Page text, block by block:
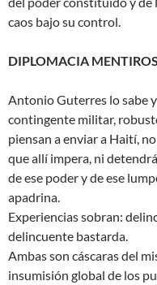
caos bajo su control.
DIPLOMACIA
Antonio Guterres lo sabe
contingente militar,
piensan a enviar a Haití,
que allí impera, ni
de ese poder y de ese
apadrina.
Experiencias sobran:
delincuente bastarda.
Ambas son cáscaras del
insumisión global de los